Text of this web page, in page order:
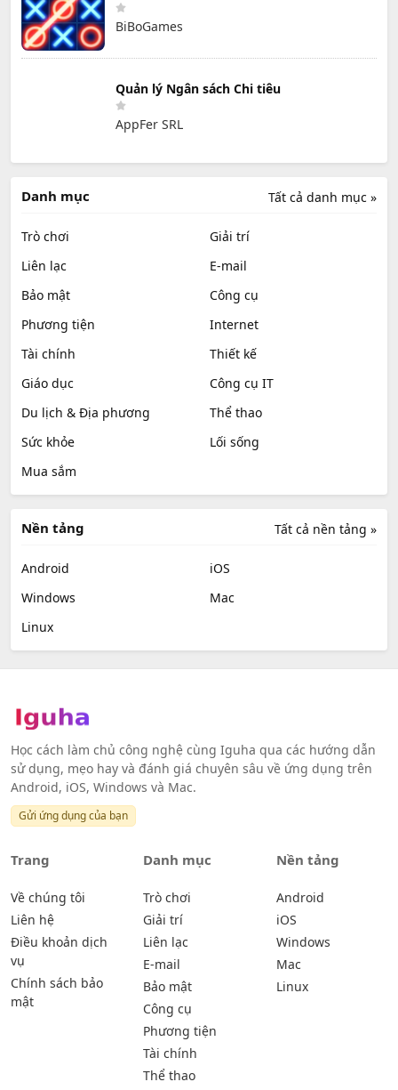
BiBoGames
Quản lý Ngân sách Chi tiêu
AppFer SRL
Tất cả danh mục »
Danh mục
Trò chơi
Giải trí
Liên lạc
E-mail
Bảo mật
Công cụ
Phương tiện
Internet
Tài chính
Thiết kế
Giáo dục
Công cụ IT
Du lịch & Địa phương
Thể thao
Sức khỏe
Lối sống
Mua sắm
Tất cả nền tảng »
Nền tảng
Android
iOS
Windows
Mac
Linux
Học cách làm chủ công nghệ cùng Iguha qua các hướng dẫn
sử dụng, mẹo hay và đánh giá chuyên sâu về ứng dụng trên
Android, iOS, Windows và Mac.
Gửi ứng dụng của bạn
Trang
Về chúng tôi
Liên hệ
Điều khoản dịch
vụ
Chính sách bảo
mật
Danh mục
Trò chơi
Giải trí
Liên lạc
E-mail
Bảo mật
Công cụ
Phương tiện
Tài chính
Thể thao
Nền tảng
Android
iOS
Windows
Mac
Linux